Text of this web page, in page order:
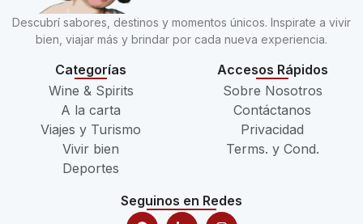
Descubrí sabores, destinos y momentos únicos. Inspirate a vivir
bien, viajar más y brindar por cada nueva experiencia.
Categorías
Wine & Spirits
A la carta
Viajes y Turismo
Vivir bien
Deportes
Accesos Rápidos
Sobre Nosotros
Contáctanos
Privacidad
Terms. y Cond.
Seguinos en Redes